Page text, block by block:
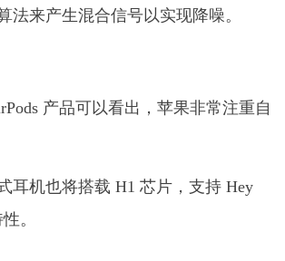
法来产生混合信号以实现降噪。
产品可以看出，苹果非常注重自
耳机也将搭载 H1 芯片，支持 Hey
。